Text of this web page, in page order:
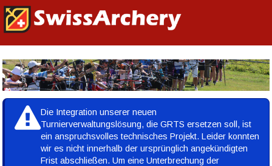
Die Integration unserer neuen
Turnierverwaltungslösung, die GRTS ersetzen soll, ist
ein anspruchsvolles technisches Projekt. Leider konnten
wir es nicht innerhalb der ursprünglich angekündigten
Frist abschließen. Um eine Unterbrechung der